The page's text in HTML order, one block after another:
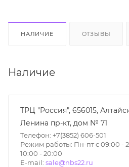
НАЛИЧИЕ ОТЗЫВЫ
Наличие
ТРЦ "Россия", 656015,
Ленина пр-кт, дом № 71
Телефон: +7(3852) 606-501
Режим работы: Пн-пт с 09:00 -
10:00 - 20:00
E-mail: sale@nbs22.ru